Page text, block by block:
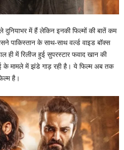
दुनियाभर में हैं लेकिन इनकी फिल्मों की बातें कम
पाकिस्तान के साथ-साथ वर्ल्ड वाइड बॉक्स
ही में रिलीज हुई सुपरस्टार फवाद खान की
के मामले में झंडे गाड़ रही है। ये फिल्म अब तक
है।